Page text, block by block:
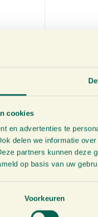
cookies
en advertenties te
delen we informatie
partners kunnen deze
op basis van uw
Voorkeuren